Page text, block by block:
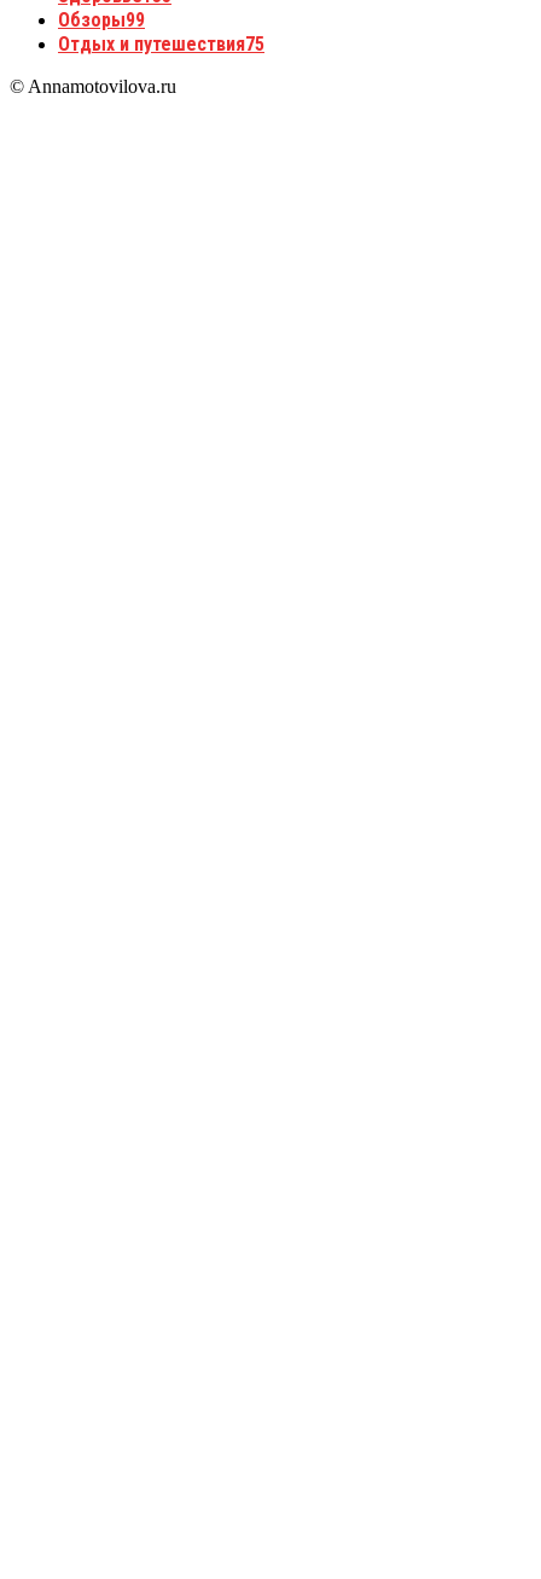
Обзоры99
Отдых и путешествия75
© Annamotovilova.ru